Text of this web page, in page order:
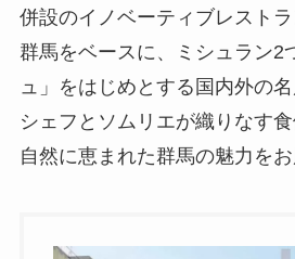
併設のイノベーティブレスト
群馬をベースに、ミシュラン2
ュ」をはじめとする国内外の
シェフとソムリエが織りなす
自然に恵まれた群馬の魅力をお